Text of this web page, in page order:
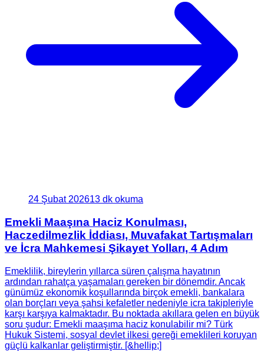
24 Şubat 202613 dk okuma
Emekli Maaşına Haciz Konulması,
Haczedilmezlik İddiası, Muvafakat Tartışmaları
ve İcra Mahkemesi Şikayet Yolları, 4 Adım
Emeklilik, bireylerin yıllarca süren çalışma hayatının
ardından rahatça yaşamaları gereken bir dönemdir. Ancak
günümüz ekonomik koşullarında birçok emekli, bankalara
olan borçları veya şahsi kefaletler nedeniyle icra takipleriyle
karşı karşıya kalmaktadır. Bu noktada akıllara gelen en büyük
soru şudur: Emekli maaşıma haciz konulabilir mi? Türk
Hukuk Sistemi, sosyal devlet ilkesi gereği emeklileri koruyan
güçlü kalkanlar geliştirmiştir. [&hellip;]